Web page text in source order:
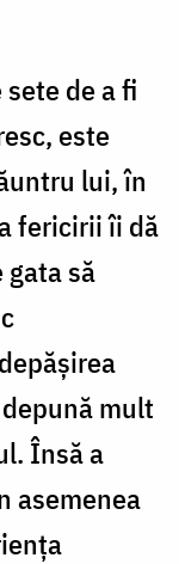
de a fi
este
lui, în
fericirii îi dă
gata să
mult
Însă a
asemenea